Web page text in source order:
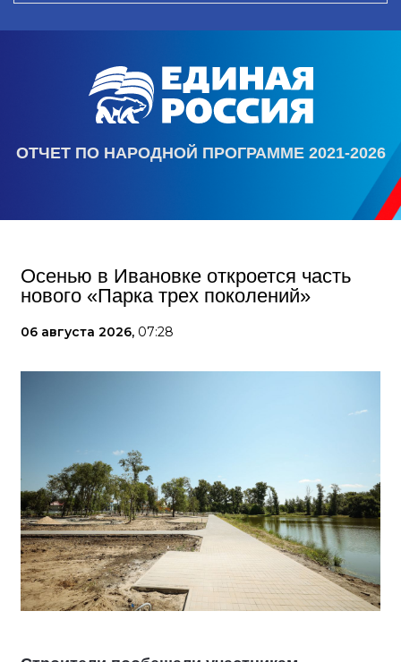
ОТЧЕТ ПО НАРОДНОЙ ПРОГРАММЕ 2021-2026
Осенью в Ивановке откроется часть
нового «Парка трех поколений»
06 августа 2026, 07:28